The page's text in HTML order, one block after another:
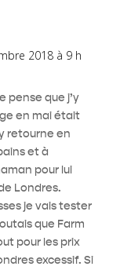
2018 à 9 h
pense que j’y
en mai était
retourne en
et à
pour lui
Londres.
je vais tester
que Farm
pour les prix
excessif. Si